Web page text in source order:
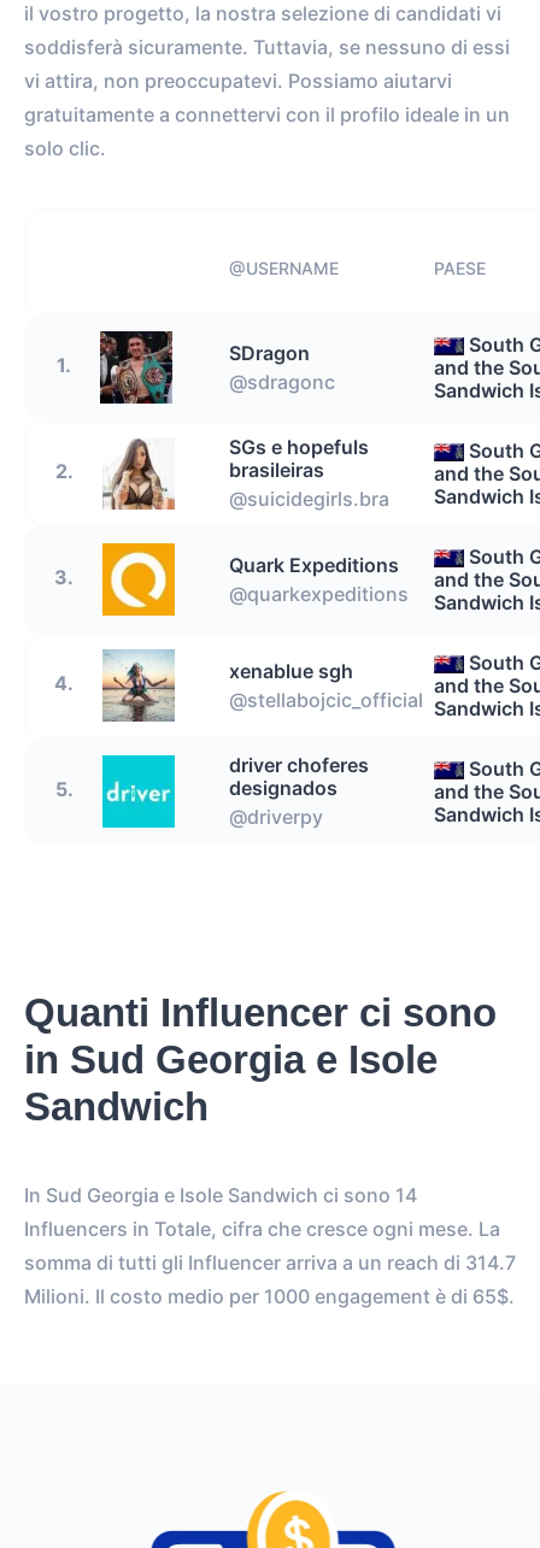
il vostro progetto, la nostra selezione di candidati vi
soddisferà sicuramente. Tuttavia, se nessuno di essi
vi attira, non preoccupatevi. Possiamo aiutarvi
gratuitamente a connettervi con il profilo ideale in un
solo clic.
@USERNAME PAESE
1.
SDragon
@sdragonc
South
and the
Sandwich
2.
SGs e hopefuls
brasileiras
@suicidegirls.bra
South
and the
Sandwich
3.
Quark Expeditions
@quarkexpeditions
South
and the
Sandwich
4.
xenablue sgh
@stellabojcic_official
South
and the
Sandwich
5.
driver choferes
designados
@driverpy
South
and the
Sandwich
Quanti Influencer ci sono
in Sud Georgia e Isole
Sandwich
In Sud Georgia e Isole Sandwich ci sono 14
Influencers in Totale, cifra che cresce ogni mese. La
somma di tutti gli Influencer arriva a un reach di 314.7
Milioni. Il costo medio per 1000 engagement è di 65$.